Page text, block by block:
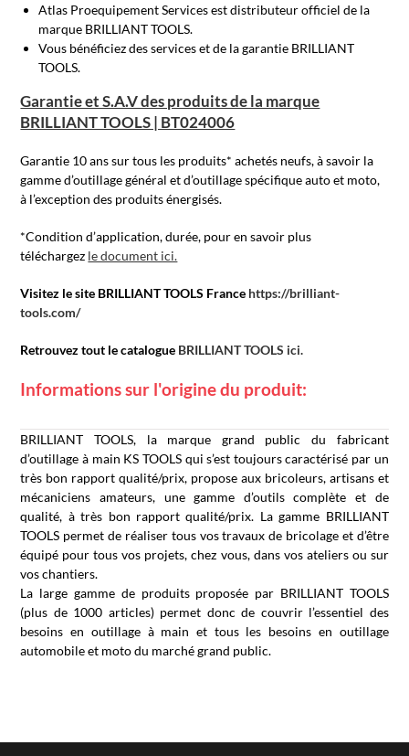
Atlas Proequipement Services est distributeur officiel de la
marque BRILLIANT TOOLS.
Vous bénéficiez des services et de la garantie BRILLIANT
TOOLS.
Garantie et S.A.V des produits de la marque
BRILLIANT TOOLS | BT024006
Garantie 10 ans sur tous les produits* achetés neufs, à savoir la
gamme d’outillage général et d’outillage spécifique auto et moto,
à l’exception des produits énergisés.
*Condition d’application, durée, pour en savoir plus
téléchargez le document ici.
Visitez le site BRILLIANT TOOLS France https://brilliant-
tools.com/
Retrouvez tout le catalogue BRILLIANT TOOLS ici.
Informations sur l'origine du produit:
BRILLIANT TOOLS, la marque grand public du fabricant
d’outillage à main KS TOOLS qui s’est toujours caractérisé par un
très bon rapport qualité/prix, propose aux bricoleurs, artisans et
mécaniciens amateurs, une gamme d’outils complète et de
qualité, à très bon rapport qualité/prix. La gamme BRILLIANT
TOOLS permet de réaliser tous vos travaux de bricolage et d’être
équipé pour tous vos projets, chez vous, dans vos ateliers ou sur
vos chantiers.
La large gamme de produits proposée par BRILLIANT TOOLS
(plus de 1000 articles) permet donc de couvrir l’essentiel des
besoins en outillage à main et tous les besoins en outillage
automobile et moto du marché grand public.